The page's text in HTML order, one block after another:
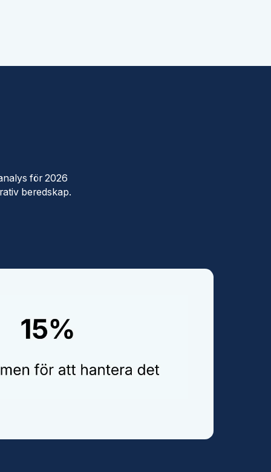
för 2026
beredskap.